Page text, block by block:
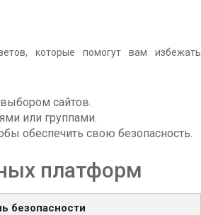
которые помогут вам избежать
сайтов.
или группами.
обеспечить свою безопасность.
платформ
безопасности